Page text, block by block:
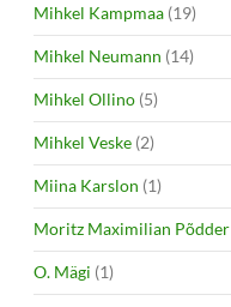
Mihkel Kampmaa (19)
Mihkel Neumann (14)
Mihkel Ollino (5)
Mihkel Veske (2)
Miina Karslon (1)
Moritz Maximilian Põdder
O. Mägi (1)